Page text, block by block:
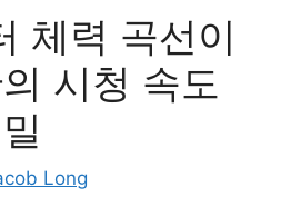
체력 곡선이
시청 속도
Long